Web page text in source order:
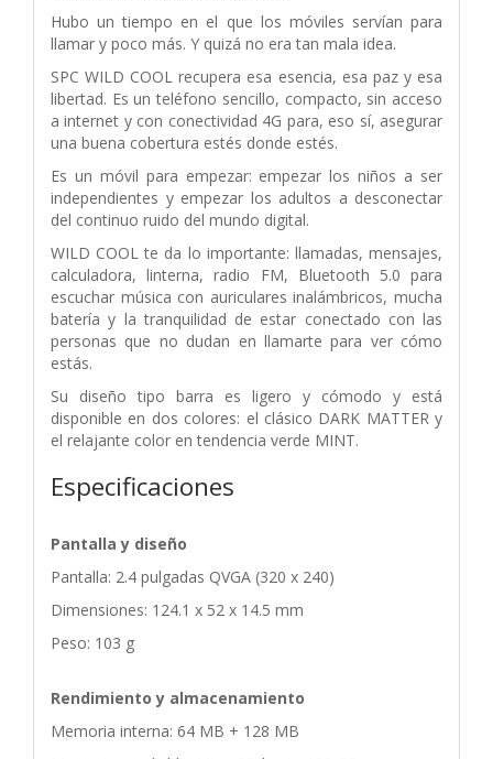
Hubo un tiempo en el que los móviles servían para
llamar y poco más. Y quizá no era tan mala idea.
SPC WILD COOL recupera esa esencia, esa paz y esa
libertad. Es un teléfono sencillo, compacto, sin acceso
a internet y con conectividad 4G para, eso sí, asegurar
una buena cobertura estés donde estés.
Es un móvil para empezar: empezar los niños a ser
independientes y empezar los adultos a desconectar
del continuo ruido del mundo digital.
WILD COOL te da lo importante: llamadas, mensajes,
calculadora, linterna, radio FM, Bluetooth 5.0 para
escuchar música con auriculares inalámbricos, mucha
batería y la tranquilidad de estar conectado con las
personas que no dudan en llamarte para ver cómo
estás.
Su diseño tipo barra es ligero y cómodo y está
disponible en dos colores: el clásico DARK MATTER y
el relajante color en tendencia verde MINT.
Especificaciones
Pantalla y diseño
Pantalla: 2.4 pulgadas QVGA (320 x 240)
Dimensiones: 124.1 x 52 x 14.5 mm
Peso: 103 g
Rendimiento y almacenamiento
Memoria interna: 64 MB + 128 MB